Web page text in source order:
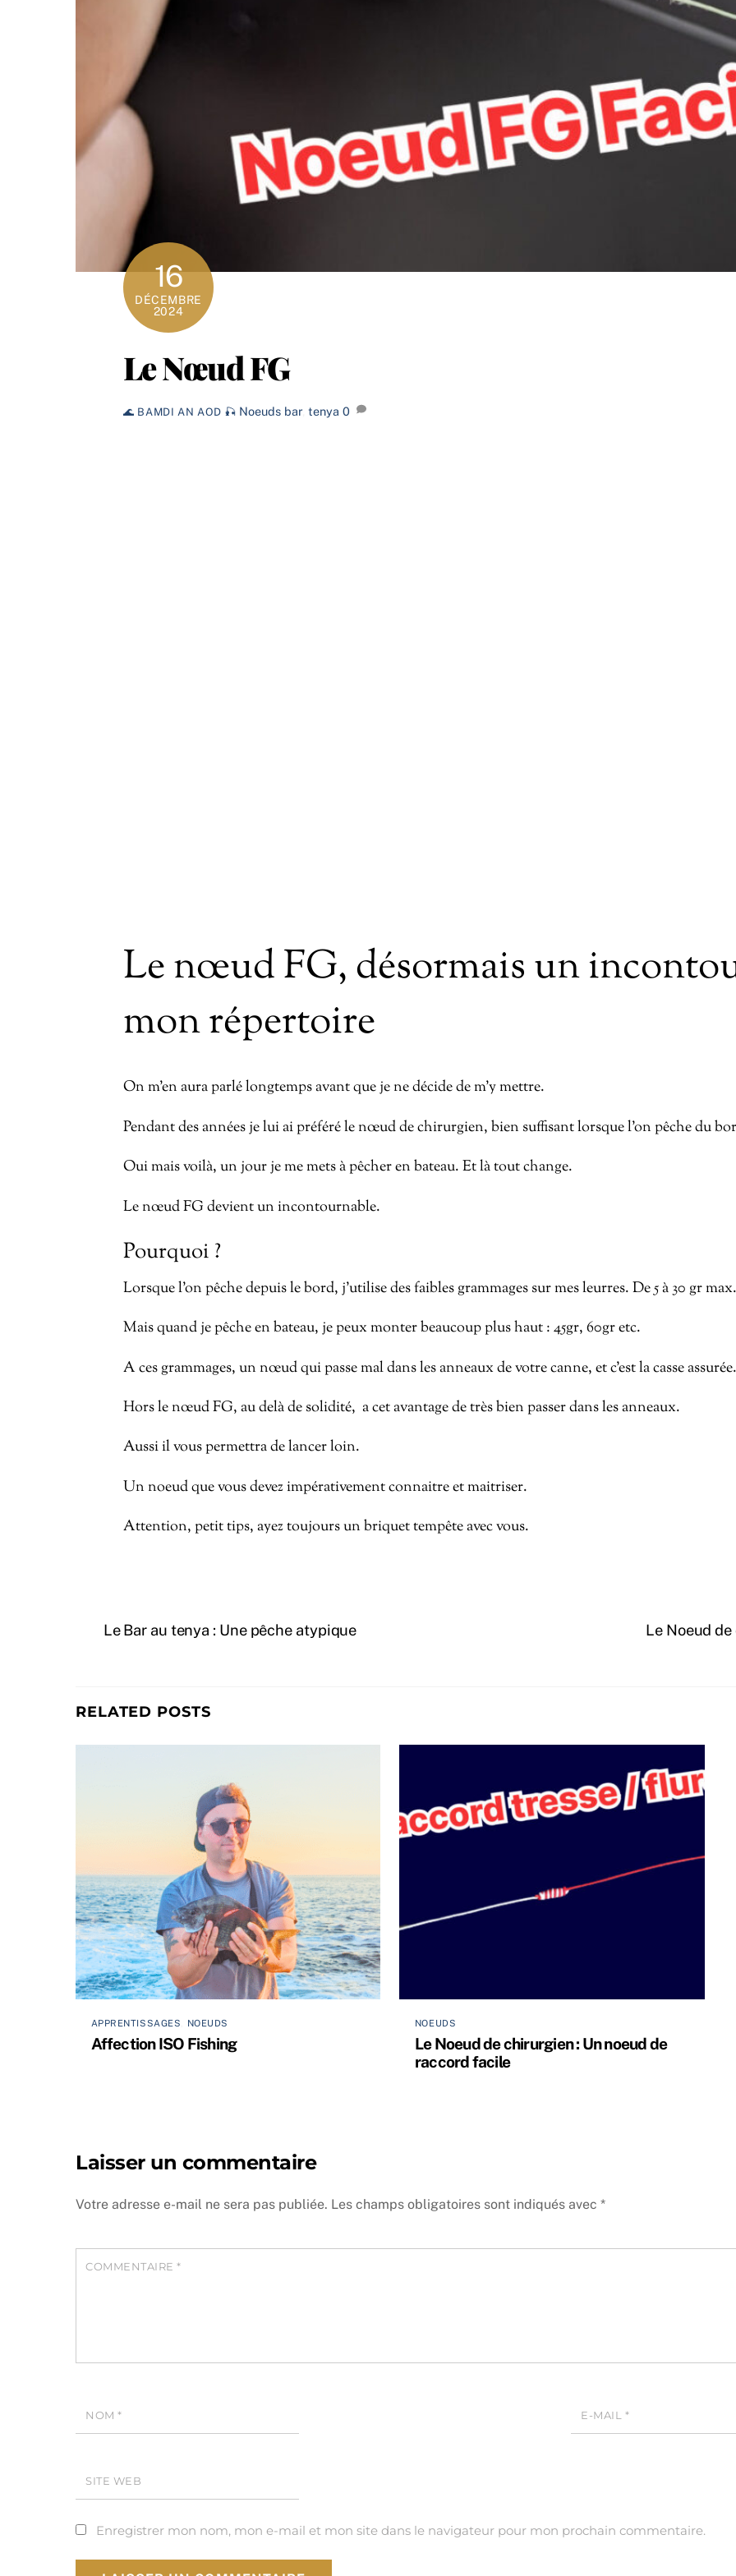
16
DÉCEMBRE
2024
Le Nœud FG
🌊 BAMDI AN AOD 🎣 Noeuds bar,tenya 0
Le nœud FG, désormais un
mon répertoire
On m’en aura parlé longtemps avant que je ne décide de m’y mettre.
Pendant des années je lui ai préféré le nœud de chirurgien, bien suffisant lorsque l’on pêche du
Oui mais voilà, un jour je me mets à pêcher en bateau. Et là tout change.
Le nœud FG devient un incontournable.
Pourquoi ?
Lorsque l’on pêche depuis le bord, j’utilise des faibles grammages sur mes leurres. De 5 à 30 gr max.
Mais quand je pêche en bateau, je peux monter beaucoup plus haut : 45gr, 60gr etc.
A ces grammages, un nœud qui passe mal dans les anneaux de votre canne, et c’est la casse assurée.
Hors le nœud FG, au delà de solidité, a cet avantage de très bien passer dans les anneaux.
Aussi il vous permettra de lancer loin.
Un noeud que vous devez impérativement connaitre et maitriser.
Attention, petit tips, ayez toujours un briquet tempête avec vous.
Le Bar au tenya : Une pêche atypique Le Noeud
RELATED POSTS
APPRENTISSAGES NOEUDS
Affection ISO Fishing
NOEUDS
Le Noeud de chirurgien : Un noeud de
raccord facile
Laisser un commentaire
Votre adresse e-mail ne sera pas publiée. Les champs obligatoires sont indiqués avec *
COMMENTAIRE*
NOM* E-MAIL *
SITE WEB
Enregistrer mon nom, mon e-mail et mon site dans le navigateur pour mon prochain commentaire.